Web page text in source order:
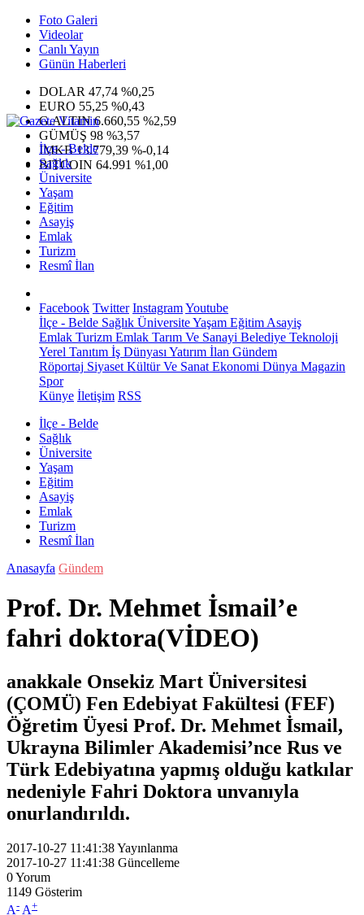
Foto Galeri
Videolar
Canlı Yayın
Günün Haberleri
DOLAR 47,74 %0,25
EURO 55,25 %0,43
G.ALTIN6.660,55 %2,59
GÜMÜŞ 98 %3,57
IMKB13.779,39 %-0,14
BITCOIN 64.991 %1,00
İlçe - Belde
Sağlık
Üniversite
Yaşam
Eğitim
Asayiş
Emlak
Turizm
Resmî İlan
Facebook Twitter InstagramYoutube
İlçe - Belde Sağlık ÜniversiteYaşam Eğitim Asayiş
Emlak Turizm Emlak Tarım Ve Sanayi Belediye Teknoloji
Yerel Tanıtım İş Dünyası Yatırım İlan Gündem
Röportaj Siyaset Kültür Ve Sanat Ekonomi Dünya Magazin
Spor
Künye İletişim RSS
İlçe - Belde
Sağlık
Üniversite
Yaşam
Eğitim
Asayiş
Emlak
Turizm
Resmî İlan
Anasayfa Gündem
Prof. Dr. Mehmet İsmail’e
fahri doktora(VİDEO)
anakkale Onsekiz Mart Üniversitesi
(ÇOMÜ) Fen Edebiyat Fakültesi (FEF)
Öğretim Üyesi Prof. Dr. Mehmet İsmail,
Ukrayna Bilimler Akademisi’nce Rus ve
Türk Edebiyatına yapmış olduğu katkılar
nedeniyle Fahri Doktora unvanıyla
onurlandırıldı.
2017-10-27 11:41:38Yayınlanma
2017-10-27 11:41:38 Güncelleme
0Yorum
1149 Gösterim
A- A+